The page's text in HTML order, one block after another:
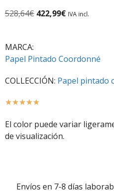
528,64€ 422,99€ IVA incl.
MARCA:
Papel Pintado Coordonné
COLLECCIÓN: Papel pintado
☆☆☆☆☆
El color puede variar
de visualización.
Envíos en 7-8 días